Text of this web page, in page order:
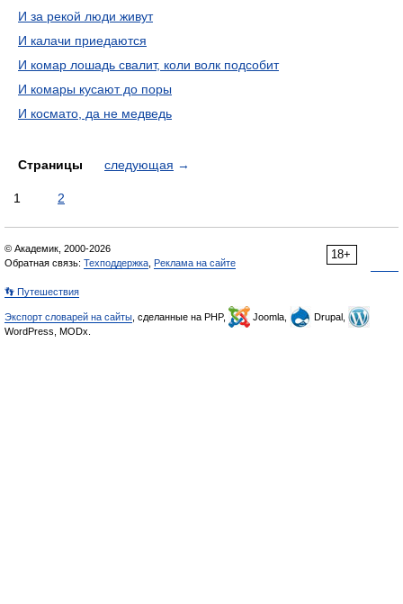
И за рекой люди живут
И калачи приедаются
И комар лошадь свалит, коли волк подсобит
И комары кусают до поры
И космато, да не медведь
Страницы следующая →
1 2
18+
© Академик, 2000-2026
Обратная связь: Техподдержка Реклама на сайте
👣 Путешествия
Экспорт словарей на сайты , сделанные на PHP, Joomla,
Drupal,
WordPress, MODx.